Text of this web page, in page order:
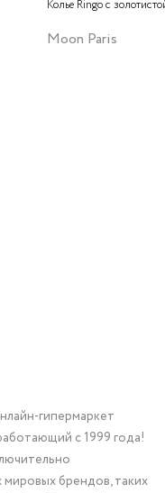
Колье Ringo с
Moon Paris
гипермаркет
с 1999 года!
брендов, таких